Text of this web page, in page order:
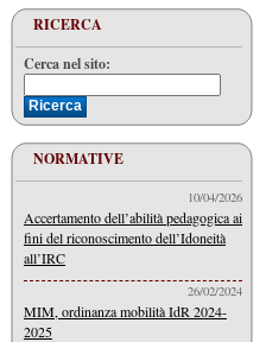
RICERCA
Cerca nel sito:
NORMATIVE
10/04/2026
Accertamento dell’abilità pedagogica ai
fini del riconoscimento dell’Idoneità
all’IRC
26/02/2024
MIM, ordinanza mobilità IdR 2024-
2025